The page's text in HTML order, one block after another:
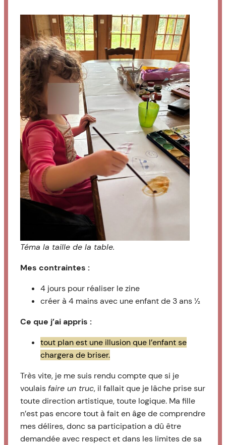
Téma la taille de la table.
Mes contraintes :
4 jours pour réaliser le zine
créer à 4 mains avec une enfant de 3 ans ½
Ce que j’ai appris :
tout plan est une illusion que l’enfant se
chargera de briser.
Très vite, je me suis rendu compte que si je
voulais faire un truc, il fallait que je lâche prise sur
toute direction artistique, toute logique. Ma fille
n’est pas encore tout à fait en âge de comprendre
mes délires, donc sa participation a dû être
demandée avec respect et dans les limites de sa